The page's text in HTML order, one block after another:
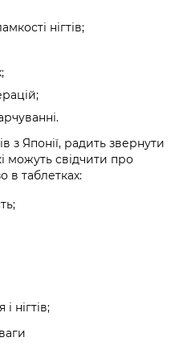
нігтів;
з Японії, радить звернути
можуть свідчити про
в таблетках:
нігтів;